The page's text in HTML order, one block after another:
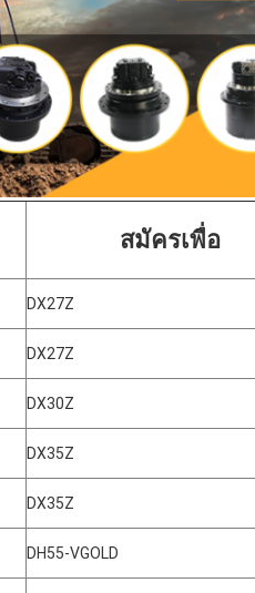
สมัครเพื่อ
DX27Z
DX27Z
DX30Z
DX35Z
DX35Z
DH55-VGOLD